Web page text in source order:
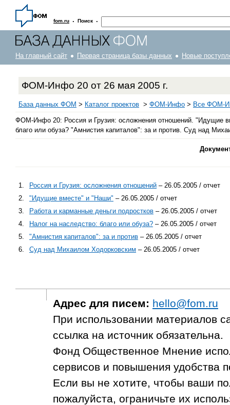
fom.ru · Поиск ·
На главный сайт Первая страница базы данных Новые
ФОМ-Инфо 20 от 26 мая 2005 г.
База данных ФОМ > Каталог проектов > ФOM-Инфо > Все ФОМ-
ФОМ-Инфо 20: Россия и Грузия: осложнения отношений. "Идущие
благо или обуза? "Амнистия капиталов": за и против. Суд над
1. Россия и Грузия: осложнения отношений – 26.05.2005 / отчет
2.
"Идущие вместе" и "Наши" – 26.05.2005 / отчет
3.
Работа и карманные деньги подростков – 26.05.2005 / отчет
4.
Налог на наследство: благо или обуза? – 26.05.2005 / отчет
5.
"Амнистия капиталов": за и против – 26.05.2005 / отчет
6.
Суд над Михаилом Ходорковским – 26.05.2005 / отчет
Адрес для писем: hello@fom.ru
При использовании материалов
ссылка на источник обязательна.
Фонд Общественное Мнение
сервисов и повышения удобства
Если вы не хотите, чтобы ваши
пожалуйста, ограничьте их